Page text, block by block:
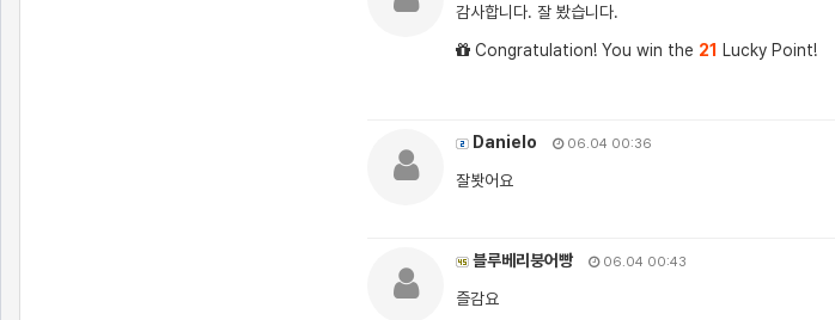
감사합니다. 잘 봤습니다.
Congratulation! You win the 21 Lucky Point!
Danielo 06.04 00:36
잘봣어요
블루베리붕어빵 06.04 00:43
즐감요